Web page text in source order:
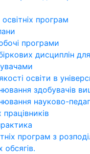
програм
програми
дисциплін
освіти в
здобувачів
науково-
працівників
програм з
oбсягів.